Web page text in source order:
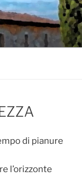
di pianure
l’orizzonte